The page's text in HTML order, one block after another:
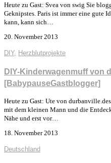
Heute zu Gast: Svea von swig Sie
Geknipstes. Paris ist immer eine gute
kann, kann sich…
20. November 2013
DIY, Herzblutprojekte
DIY-Kinderwagenmuff von
[BabypauseGastblogger]
Heute zu Gast: Ute von
mit dem kleinen Mann und die
Nähe und erst vor…
18. November 2013
Deutschland